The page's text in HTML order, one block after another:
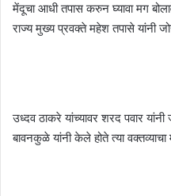
मेंदूचा आधी तपास करुन घ्यावा मग
राज्य मुख्य प्रवक्ते महेश तपासे यांनी
उध्दव ठाकरे यांच्यावर शरद पवार
बावनकुळे यांनी केले होते त्या